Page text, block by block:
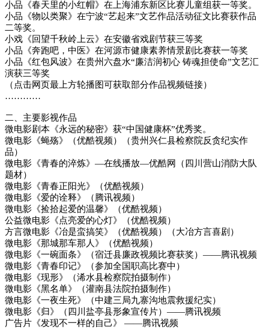
小品《春天里的小红帽》在上海浦东新区比赛儿童组获一等奖。
小品《物以类聚》在宁波“艺起来”文艺作品活动征文比赛获作品
二等奖。
小戏《回望千秋岭上云》在安徽省戏剧节获三等奖
小品《奔跑吧，中医》在河源市健康素养情景剧比赛获一等奖
小品《红包风波》在贵州六盘水“廉洁润初心 铸魂担使命”文艺汇
演获三等奖
（点击网页最上方轮播图可获取部分作品视频链接）
…………
二、主要影视作品
微电影剧本《永远的秘密》获“中国健康杯”优秀奖。
微电影《蝇殇》（优酷视频）（贵州兴仁县检察院反贪纪实作
品）
微电影《青春的淬炼》—在线播放—优酷网（四川营山消防大队
题材）
微电影《青春正阳光》（优酷视频）
微电影《爱的诠释》（腾讯视频）
微电影《捡拾起爱的温馨》（优酷视频）
公益微电影《点亮爱的心灯》（优酷视频）
方言微电影《冶是蛮搞笑》（优酷视频）（大冶方言喜剧）
微电影《那城那车那人》（优酷视频）
微电影《一碗面条》（宿迁县廉政视频比赛获奖）——腾讯视频
微电影《青春印记》（参加全国职高比赛中）
微电影《现形》（浠水县检察院拍摄制作）
微电影《黑名单》（灌南县法院拍摄制作）
微电影《一夜生死》（中建三局九寨沟地震救援纪实）
微电影《归》（四川盐亭县形象宣传片）——腾讯视频
广告片《发现不一样的自己》 ——腾讯视频